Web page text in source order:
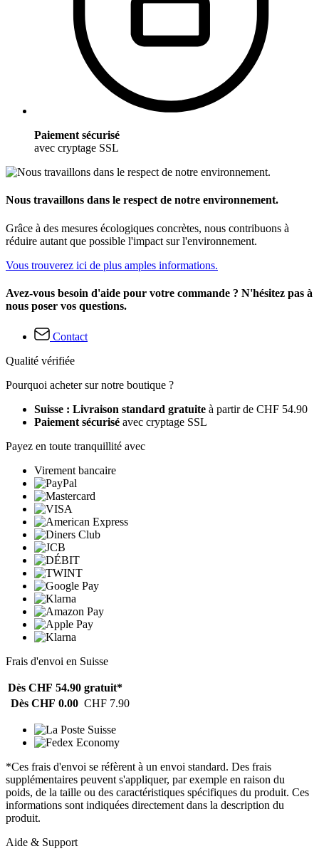
Paiement sécurisé
avec cryptage SSL
Nous travaillons dans le respect de notre environnement.
Grâce à des mesures écologiques concrètes, nous contribuons à
réduire autant que possible l'impact sur l'environnement.
Vous trouverez ici de plus amples informations.
Avez-vous besoin d'aide pour votre commande ? N'hésitez pas à
nous poser vos questions.
Contact
Qualité vérifiée
Pourquoi acheter sur notre boutique ?
Suisse : Livraison standard gratuite à partir de CHF 54.90
Paiement sécurisé avec cryptage SSL
Payez en toute tranquillité avec
Virement bancaire
Frais d'envoi en Suisse
Dès CHF 54.90 gratuit*
Dès CHF 0.00 CHF 7.90
*Ces frais d'envoi se réfèrent à un envoi standard. Des frais
supplémentaires peuvent s'appliquer, par exemple en raison du
poids, de la taille ou des caractéristiques spécifiques du produit. Ces
informations sont indiquées directement dans la description du
produit.
Aide & Support